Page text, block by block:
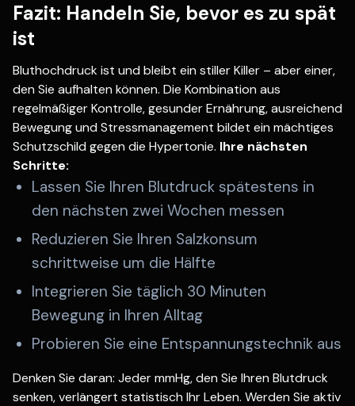
Fazit: Handeln Sie, bevor es zu spät
ist
Bluthochdruck ist und bleibt ein stiller Killer – aber einer,
den Sie aufhalten können. Die Kombination aus
regelmäßiger Kontrolle, gesunder Ernährung, ausreichend
Bewegung und Stressmanagement bildet ein mächtiges
Schutzschild gegen die Hypertonie. Ihre nächsten
Schritte:
Lassen Sie Ihren Blutdruck spätestens in
den nächsten zwei Wochen messen
Reduzieren Sie Ihren Salzkonsum
schrittweise um die Hälfte
Integrieren Sie täglich 30 Minuten
Bewegung in Ihren Alltag
Probieren Sie eine Entspannungstechnik aus
Denken Sie daran: Jeder mmHg, den Sie Ihren Blutdruck
senken, verlängert statistisch Ihr Leben. Werden Sie aktiv